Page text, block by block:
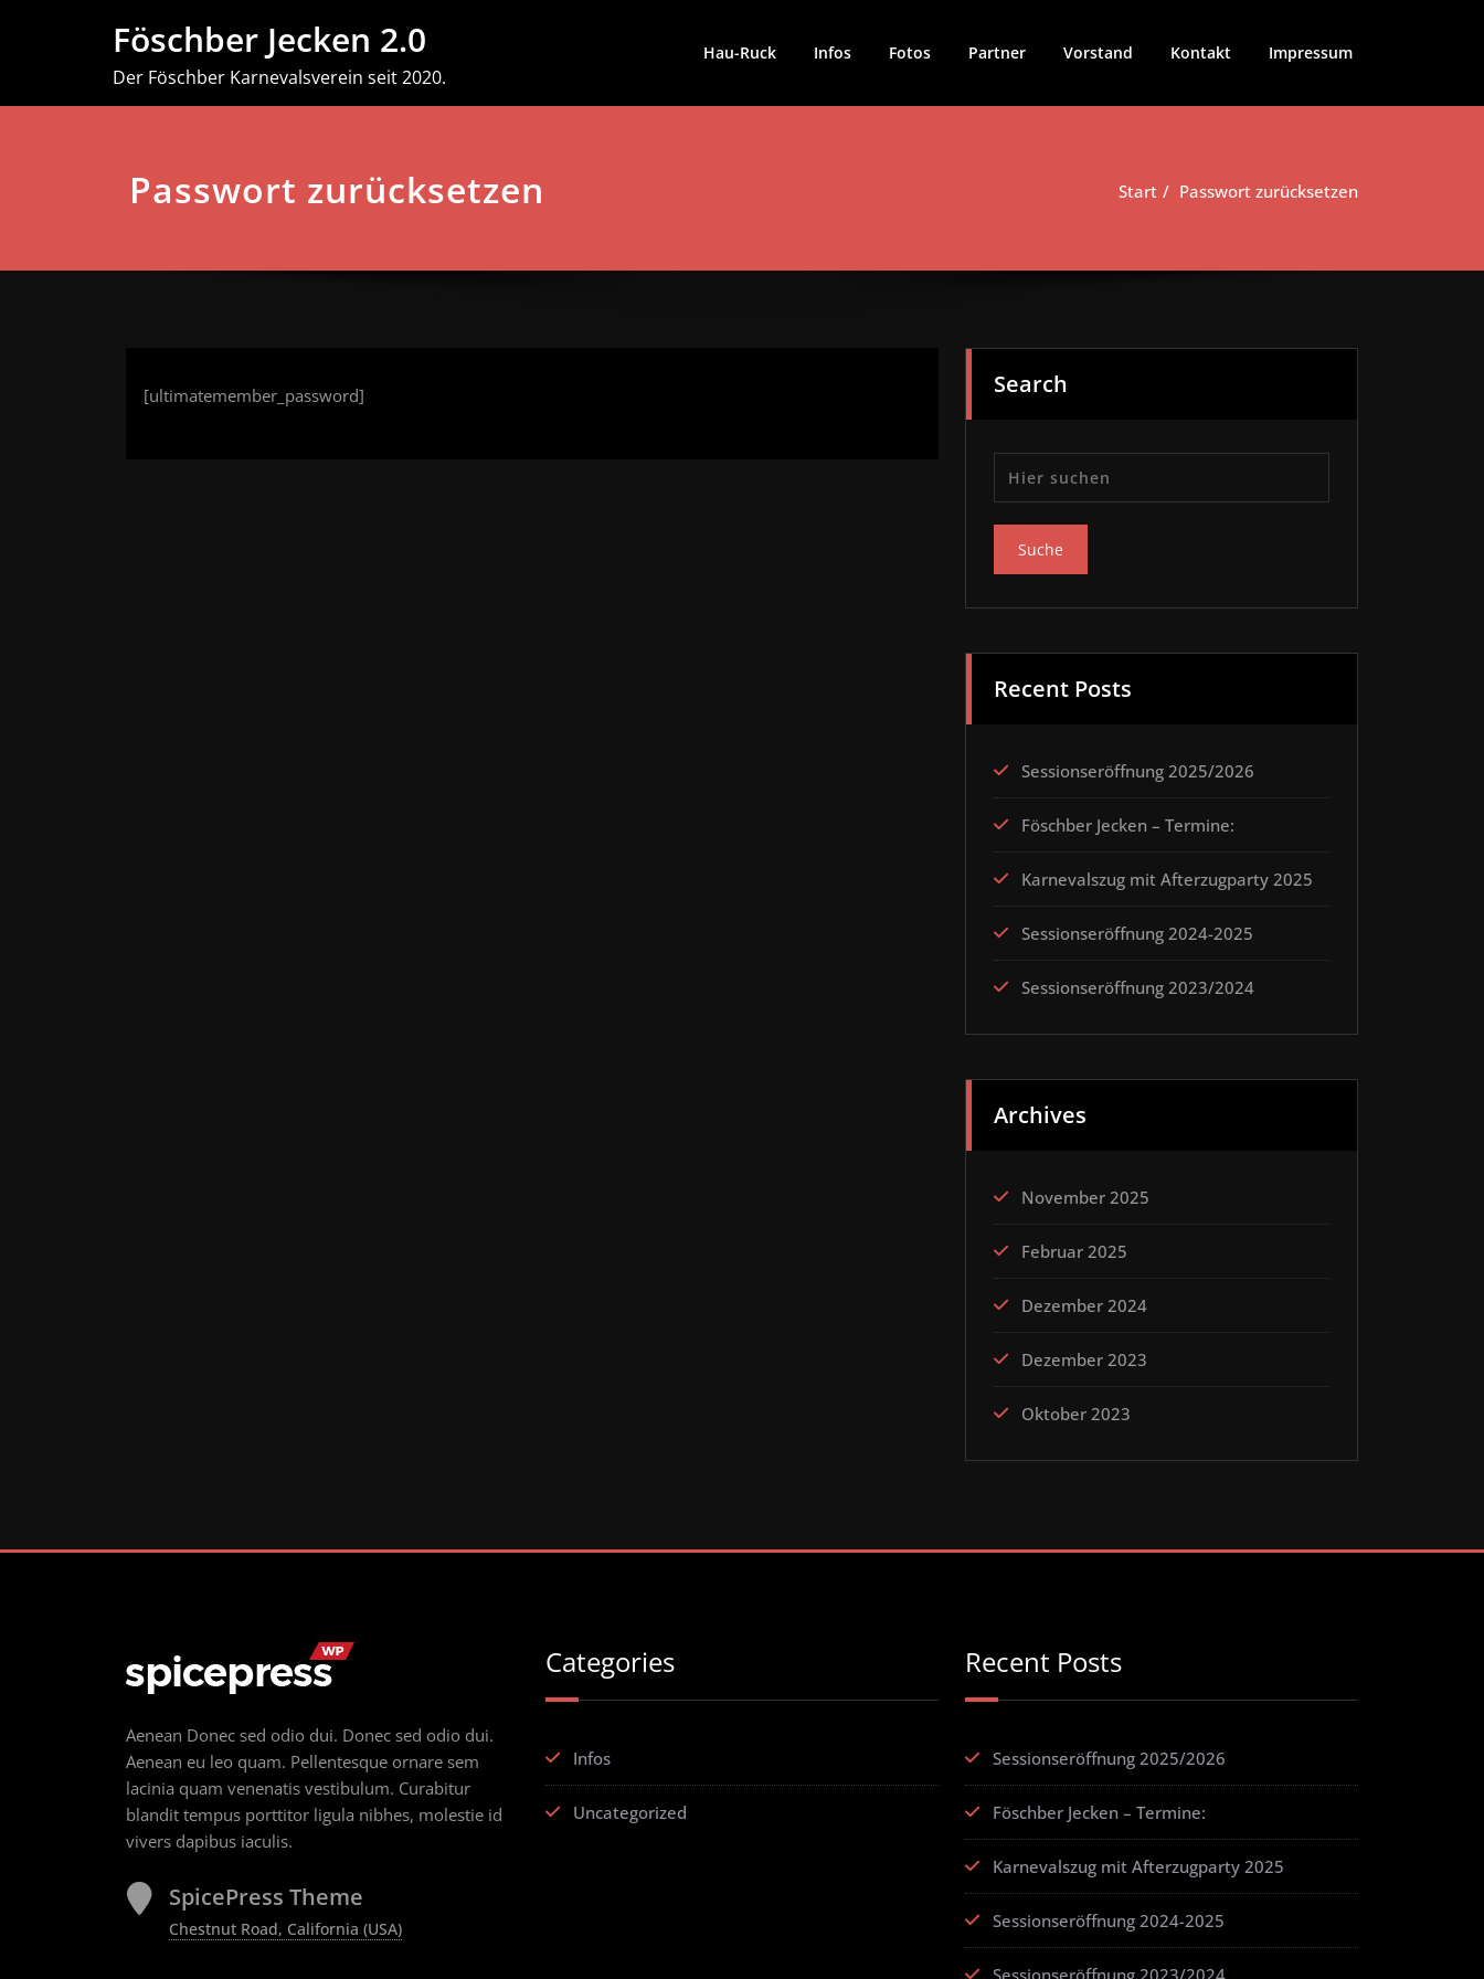
Föschber Jecken 2.0
Der Föschber Karnevalsverein seit 2020.
Hau-Ruck Infos Fotos Partner Vorstand Kontakt Impressum
Passwort zurücksetzen Start Passwort zurücksetzen
[ultimatemember_password] Search
Recent Posts
Sessionseröffnung 2025/2026
Föschber Jecken – Termine:
Karnevalszug mit Afterzugparty 2025
Sessionseröffnung 2024-2025
Sessionseröffnung 2023/2024
Archives
November 2025
Februar 2025
Dezember 2024
Dezember 2023
Oktober 2023
Aenean Donec sed odio dui. Donec sed odio dui.
Aenean eu leo quam. Pellentesque ornare sem
lacinia quam venenatis vestibulum. Curabitur
blandit tempus porttitor ligula nibhes, molestie id
vivers dapibus iaculis.
SpicePress Theme
Chestnut Road, California (USA)
Categories
Infos
Uncategorized
Recent Posts
Sessionseröffnung 2025/2026
Föschber Jecken – Termine:
Karnevalszug mit Afterzugparty 2025
Sessionseröffnung 2024-2025
Sessionseröffnung 2023/2024